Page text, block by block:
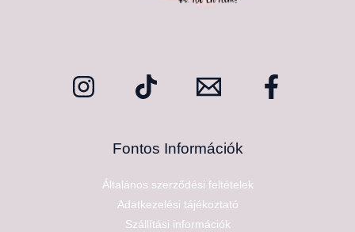
Fontos Információk
Általános szerződési feltételek
Adatkezelési tájékoztató
Szállítási információk